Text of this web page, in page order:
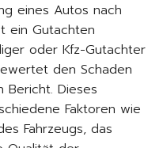
eines Autos nach
ein Gutachten
oder Kfz-Gutachter
den Schaden
Dieses
Faktoren wie
Fahrzeugs, das